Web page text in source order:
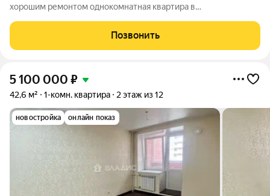
хорошим ремонтом однокомнатная квартира в
квартире остается вся мебель кроме кровати, бытовая техника
( кроме микроволновки и чайника.)
Позвонить
5 100 000 ₽
42,6 м² 1-комн. квартира 2 этаж из 12
новостройка онлайн показ